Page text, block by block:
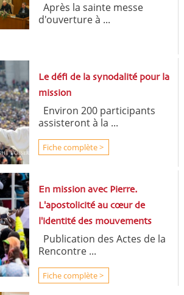
Après la sainte messe
d'ouverture à ...
Le défi de la synodalité pour la
mission
Environ 200 participants
assisteront à la ...
Fiche complète >
En mission avec Pierre.
L'apostolicité au cœur de
l'identité des mouvements
Publication des Actes de la
Rencontre ...
Fiche complète >